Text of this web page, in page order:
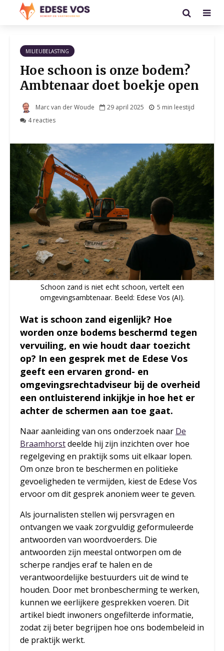
MILIEUBELASTING
Hoe schoon is onze bodem?
Ambtenaar doet boekje open
Marc van der Woude 29 april 2025
5 min leestijd
4 reacties
Schoon zand is niet echt schoon, vertelt een
omgevingsambtenaar. Beeld: Edese Vos (AI).
Wat is schoon zand eigenlijk? Hoe
worden onze bodems beschermd tegen
vervuiling, en wie houdt daar toezicht
op? In een gesprek met de Edese Vos
geeft een ervaren grond- en
omgevingsrechtadviseur bij de overheid
een ontluisterend inkijkje in hoe het er
achter de schermen aan toe gaat.
Naar aanleiding van ons onderzoek naar De
Braamhorstdeelde hij zijn inzichten over hoe
regelgeving en praktijk soms uit elkaar lopen.
Om onze bron te beschermen en politieke
gevoeligheden te vermijden, kiest de Edese Vos
ervoor om dit gesprek anoniem weer te geven.
Als journalisten stellen wij persvragen en
ontvangen we vaak zorgvuldig geformuleerde
antwoorden van woordvoerders. Die
antwoorden zijn meestal ontworpen om de
scherpe randjes eraf te halen en de
verantwoordelijke bestuurders uit de wind te
houden. Door met bronbescherming te werken,
kunnen we eerlijkere gesprekken voeren. Dit
artikel biedt inwoners ongefilterde informatie,
zodat zij beter begrijpen hoe ons bodembeleid in
de praktijk werkt.